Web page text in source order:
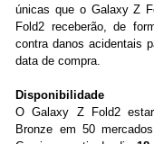
únicas que o Galaxy Z
Fold2 receberão, de
contra danos acidentais
data de compra.
Disponibilidade
O Galaxy Z Fold2
Bronze em 50